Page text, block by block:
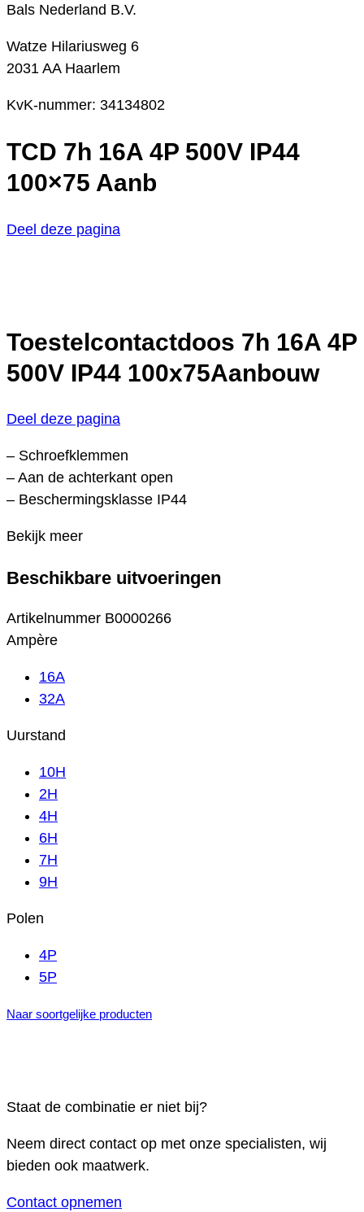
Bals Nederland B.V.
Watze Hilariusweg 6
2031 AA Haarlem
KvK-nummer: 34134802
TCD 7h 16A 4P 500V IP44
100×75 Aanb
Deel deze pagina
Toestelcontactdoos 7h 16A 4P
500V IP44 100x75Aanbouw
Deel deze pagina
– Schroefklemmen
– Aan de achterkant open
– Beschermingsklasse IP44
Bekijk meer
Beschikbare uitvoeringen
Artikelnummer B0000266
Ampère
16A
32A
Uurstand
10H
2H
4H
6H
7H
9H
Polen
4P
5P
Naar soortgelijke producten
Staat de combinatie er niet bij?
Neem direct contact op met onze specialisten, wij
bieden ook maatwerk.
Contact opnemen